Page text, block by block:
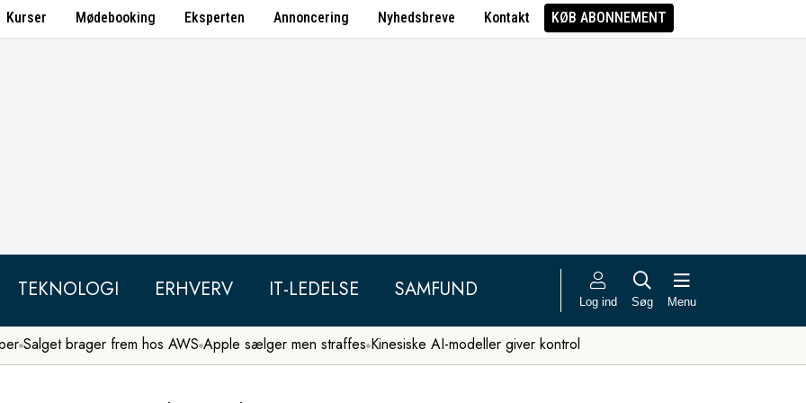
Kurser Mødebooking Eksperten Annoncering Nyhedsbreve Kontakt KØB ABONNEMENT
TEKNOLOGI ERHVERV IT-LEDELSE SAMFUND Log ind Søg Menu
Salget brager frem hos AWS Apple sælger men straffes Kinesiske AI-modeller giver kontrol